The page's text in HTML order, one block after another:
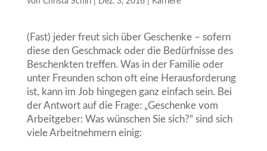
(Fast) jeder freut sich über Geschenke – sofern
diese den Geschmack oder die Bedürfnisse des
Beschenkten treffen. Was in der Familie oder
unter Freunden schon oft eine Herausforderung
ist, kann im Job hingegen ganz einfach sein. Bei
der Antwort auf die Frage: „Geschenke vom
Arbeitgeber: Was wünschen Sie sich?“ sind sich
viele Arbeitnehmern einig: